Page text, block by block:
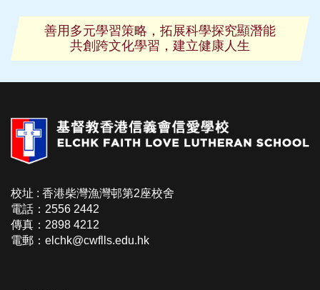
善用多元學習策略，拓展科學探究顯潛能
共創跨文化學習，建立健康人生
校址 : 香港柴灣漁灣邨第2座校舍
電話：2556 2442
傳真：2898 4212
電郵：elchk@cwflls.edu.hk